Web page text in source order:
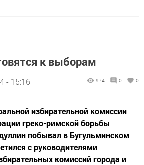
к выборам
- 15:16 974 0 0
избирательной комиссии
греко-римской борьбы
побывал в Бугульминском
с руководителями
комиссий города и